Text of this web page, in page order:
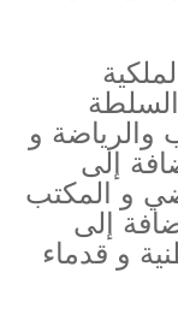
السلطة
والرياضة و
إلى
و المكتب
إلى
و قدماء